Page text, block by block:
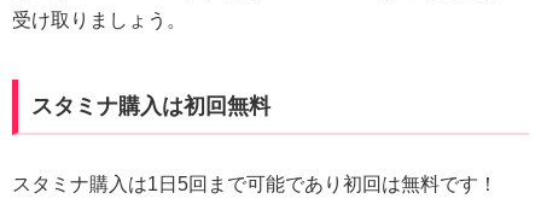
受け取りましょう。
スタミナ購入は初回無料
スタミナ購入は1日5回まで可能であり初回は無料です！